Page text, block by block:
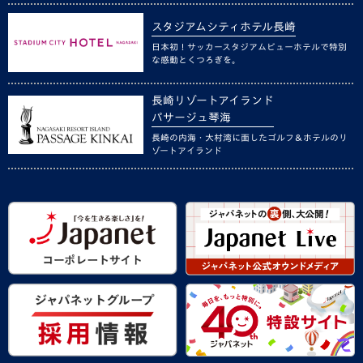
スタジアムシティホテル長崎
日本初！サッカースタジアムビューホテルで特別
な感動とくつろぎを。
長崎リゾートアイランド
パサージュ琴海
長崎の内海・大村湾に面したゴルフ＆ホテルのリ
ゾートアイランド